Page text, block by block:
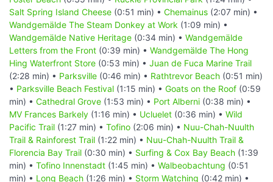
Salt Spring Island Cheese (0:51 min) • Chemainus (2:07 min) •
Wandgemälde The Steam Donkey at Work (1:09 min) •
Wandgemälde Native Heritage (0:34 min) • Wandgemälde
Letters from the Front (0:39 min) • Wandgemälde The Hong
Hing Waterfront Store (0:53 min) • Juan de Fuca Marine Trail
(2:28 min) • Parksville (0:46 min) • Rathtrevor Beach (0:51 min)
• Parksville Beach Festival (1:15 min) • Goats on the Roof (0:59
min) • Cathedral Grove (1:53 min) • Port Alberni (0:38 min) •
MV Frances Barkely (1:16 min) • Ucluelet (0:36 min) • Wild
Pacific Trail (1:27 min) • Tofino (2:06 min) • Nuu-Chah-Nuulth
Trail & Rainforest Trail (1:22 min) • Nuu-Chah-Nuulth Trail &
Florencia Bay Trail (0:30 min) • Surfing & Cox Bay Beach (1:39
min) • Tofino Innenstadt (1:45 min) • Walbeobachtung (0:51
min) • Long Beach (1:26 min) • Storm Watching (0:42 min) •